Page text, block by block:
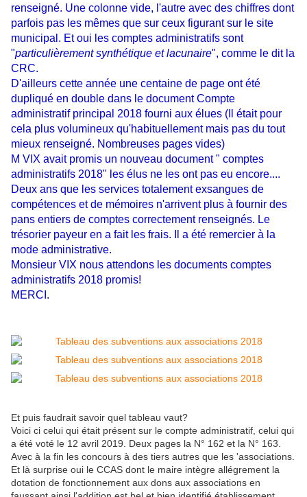
renseigné. Une colonne vide, l'autre avec des chiffres dont
parfois pas les mêmes que sur ceux figurant sur le site
municipal. Et oui les comptes administratifs sont
"particulièrementsynthétique et lacunaire", comme le dit la
CRC.
D'ailleurs cette année une centaine de page ont été
dupliqué en double dans le document Compte
administratif principal 2018 fourni aux élues (Il était pour
cela plus volumineux qu'habituellement mais pas du tout
mieux renseigné. Nombreuses pages vides)
M VIX avait promis un nouveau document " comptes
administratifs 2018" les élus ne les ont pas eu encore....
Deux ans que les services totalement exsangues de
compétences et de mémoires n'arrivent plus à fournir des
pans entiers de comptes correctement renseignés. Le
trésorier payeur en a fait les frais. Il a été remercier à la
mode administrative.
Monsieur VIX nous attendons les documents comptes
administratifs 2018 promis!
MERCI.
Et puis faudrait savoir quel tableau vaut?
Voici ci celui qui était présent sur le compte administratif, celui qui
a été voté le 12 avril 2019. Deux pages la N° 162 et la N° 163.
Avec à la fin les concours à des tiers autres que les 'associations.
Et là surprise oui le CCAS dont le maire intègre allégrement la
dotation de fonctionnement aux dons aux associations en